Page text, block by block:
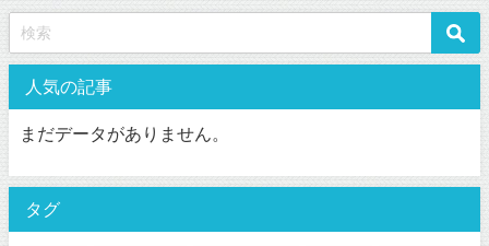
人気の記事
まだデータがありません。
タグ